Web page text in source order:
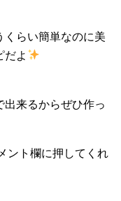
くらい簡単なのに美
だよ
来るからぜひ作っ
ント欄に押してくれ